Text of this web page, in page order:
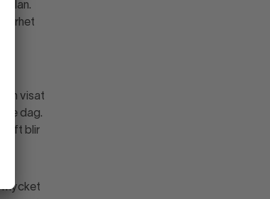
visat
dag.
blir
mycket